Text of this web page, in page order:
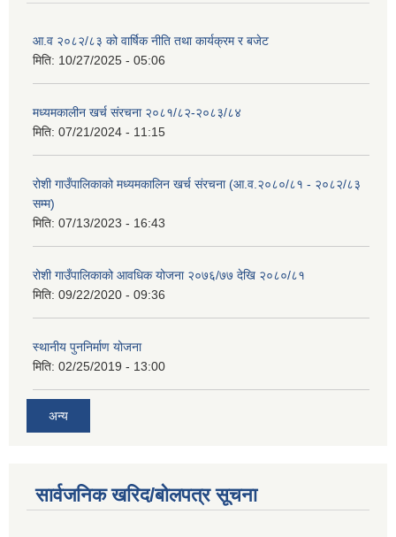
आ.व २०८२/८३ को वार्षिक नीति तथा कार्यक्रम र बजेट
मिति: 10/27/2025 - 05:06
मध्यमकालीन खर्च संरचना २०८१/८२-२०८३/८४
मिति: 07/21/2024 - 11:15
रोशी गाउँपालिकाको मध्यमकालिन खर्च संरचना (आ.व.२०८०/८१ - २०८२/८३
सम्म)
मिति: 07/13/2023 - 16:43
रोशी गाउँपालिकाको आवधिक योजना २०७६/७७ देखि २०८०/८१
मिति: 09/22/2020 - 09:36
स्थानीय पुननिर्माण योजना
मिति: 02/25/2019 - 13:00
अन्य
सार्वजनिक खरिद/बोलपत्र सूचना